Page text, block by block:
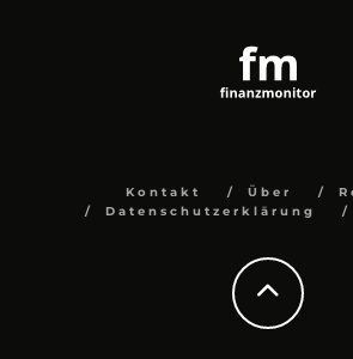
Kontakt Über
Datenschutzerklärung